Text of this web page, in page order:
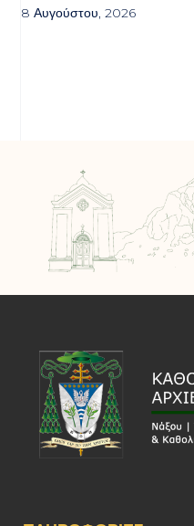
8 Αυγούστου, 2026